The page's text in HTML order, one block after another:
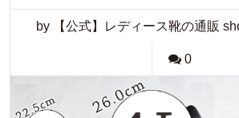
by 【公式】レディース靴の通販
0